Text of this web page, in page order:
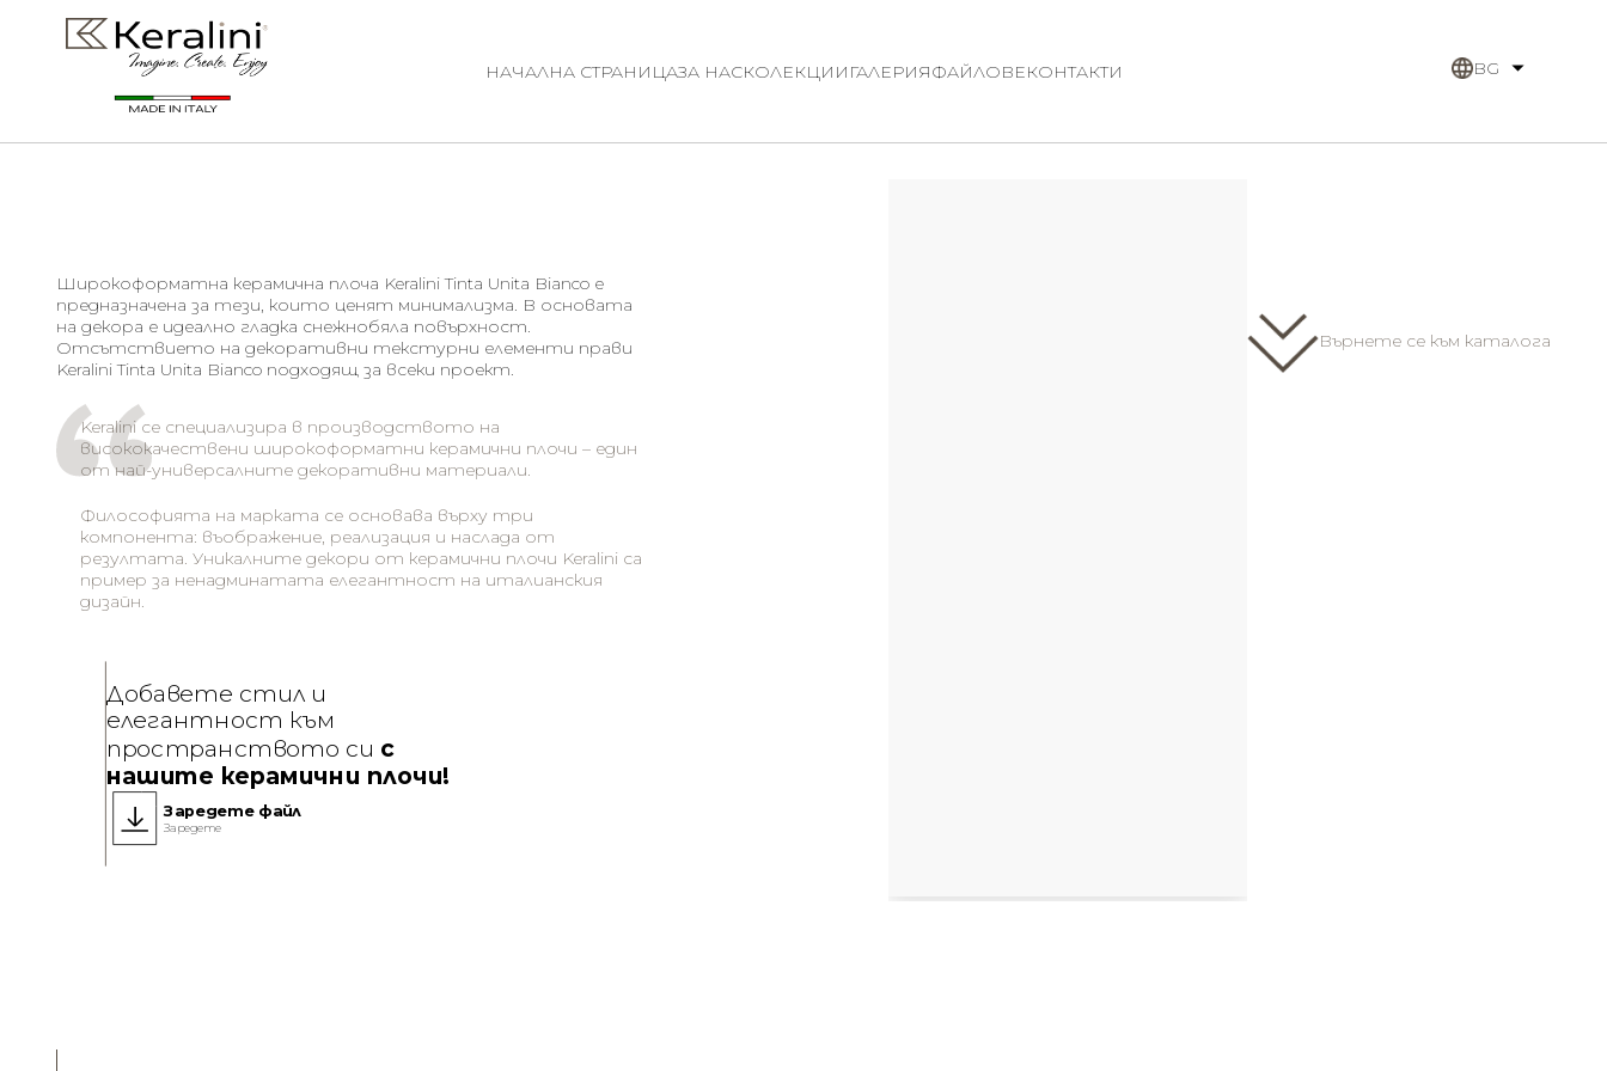
НАЧАЛНА СТРАНИЦАЗА НАСКОЛЕКЦИИ ГАЛЕРИЯФАЙЛОВЕКОНТАКТИ BG
Широкоформатна керамична плоча Keralini Tinta Unita Bianco е
предназначена за тези, които ценят минимализма. В основата
на декора е идеално гладка снежнобяла повърхност.
Отсътствието на декоративни текстурни елементи прави
Keralini Tinta Unita Bianco подходящ за всеки проект.
Keralini се специализира в производството на
висококачествени широкоформатни керамични плочи – един
от най-универсалните декоративни материали.
Философията на марката се основава върху три
компонента: въображение, реализация и наслада от
резултата. Уникалните декори от керамични плочи Keralini са
пример за ненадминатата елегантност на италианския
дизайн.
Добавете стил и
елегантност към
пространството си с
нашите керамични плочи!
Заредете файл
Заредете
Върнете се към каталога